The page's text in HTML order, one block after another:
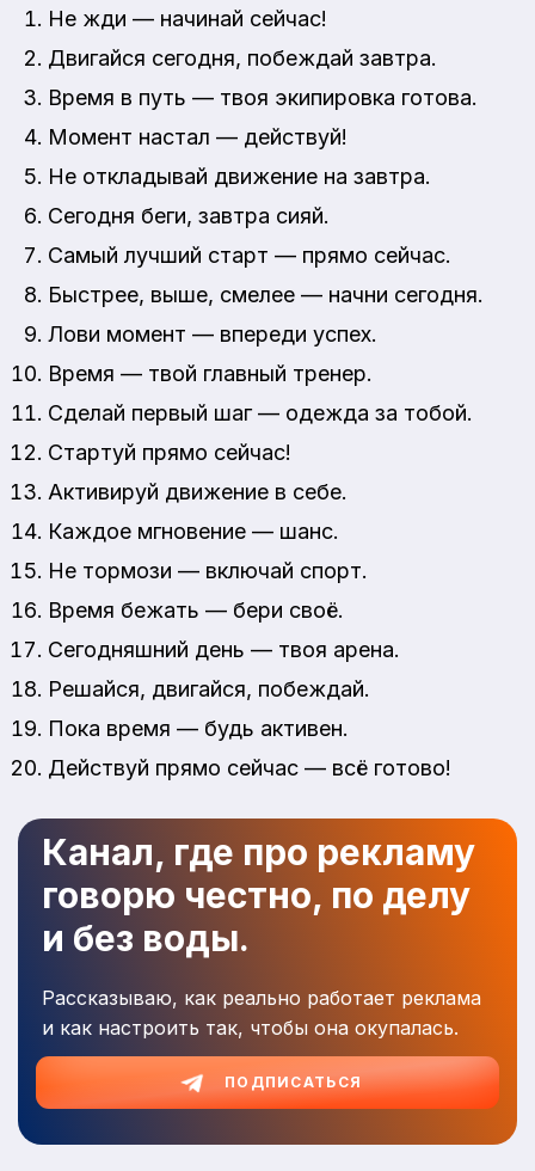
Не жди — начинай сейчас!
Двигайся сегодня, побеждай завтра.
Время в путь — твоя экипировка готова.
Момент настал — действуй!
Не откладывай движение на завтра.
Сегодня беги, завтра сияй.
Самый лучший старт — прямо сейчас.
Быстрее, выше, смелее — начни сегодня.
Лови момент — впереди успех.
Время — твой главный тренер.
Сделай первый шаг — одежда за тобой.
Стартуй прямо сейчас!
Активируй движение в себе.
Каждое мгновение — шанс.
Не тормози — включай спорт.
Время бежать — бери своё.
Сегодняшний день — твоя арена.
Решайся, двигайся, побеждай.
Пока время — будь активен.
Действуй прямо сейчас — всё готово!
Канал, где про рекламу
говорю честно, по делу
и без воды.
Рассказываю, как реально работает реклама
и как настроить так, чтобы она окупалась.
ПОДПИСАТЬСЯ